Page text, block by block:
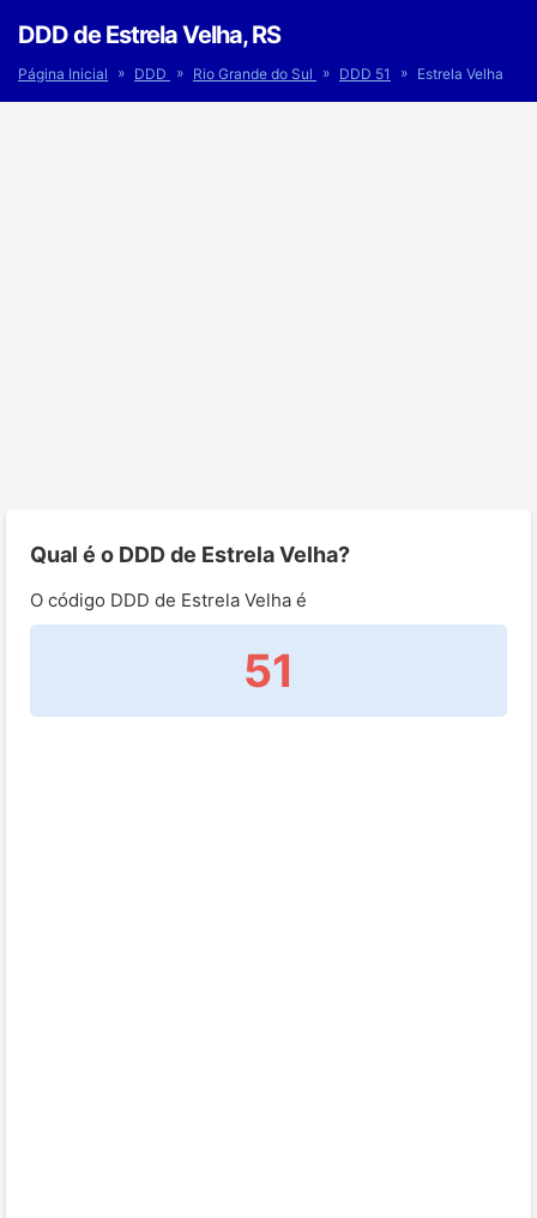
DDD de Estrela Velha, RS
Página Inicial » DDD » Rio Grande do Sul » DDD 51 » Estrela Velha
Qual é o DDD de Estrela Velha?
O código DDD de Estrela Velha é
51